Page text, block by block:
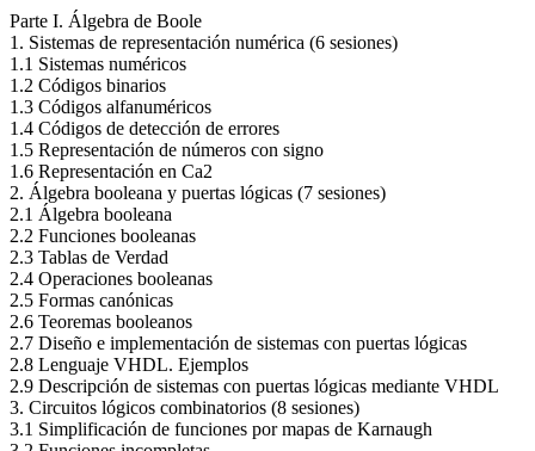
Parte I. Álgebra de Boole
1. Sistemas de representación numérica (6 sesiones)
1.1 Sistemas numéricos
1.2 Códigos binarios
1.3 Códigos alfanuméricos
1.4 Códigos de detección de errores
1.5 Representación de números con signo
1.6 Representación en Ca2
2. Álgebra booleana y puertas lógicas (7 sesiones)
2.1 Álgebra booleana
2.2 Funciones booleanas
2.3 Tablas de Verdad
2.4 Operaciones booleanas
2.5 Formas canónicas
2.6 Teoremas booleanos
2.7 Diseño e implementación de sistemas con puertas lógicas
2.8 Lenguaje VHDL. Ejemplos
2.9 Descripción de sistemas con puertas lógicas mediante VHDL
3. Circuitos lógicos combinatorios (8 sesiones)
3.1 Simplificación de funciones por mapas de Karnaugh